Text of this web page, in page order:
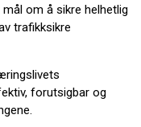
om å sikre helhetlig
trafikksikre
forutsigbar og